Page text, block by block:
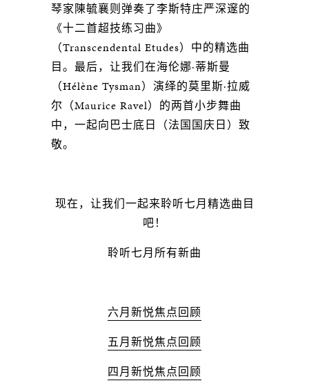
琴家陳毓襄则弹奏了李斯特庄严深邃的
《十二首超技练习曲》
（Transcendental Etudes）中的精选曲
目。最后，让我们在海伦娜·蒂斯曼
（Hélène Tysman）演绎的莫里斯·拉威
尔（Maurice Ravel）的两首小步舞曲
中，一起向巴士底日（法国国庆日）致
敬。
现在，让我们一起来聆听七月精选曲目
吧！
聆听七月所有新曲
六月新悦焦点回顾
五月新悦焦点回顾
四月新悦焦点回顾